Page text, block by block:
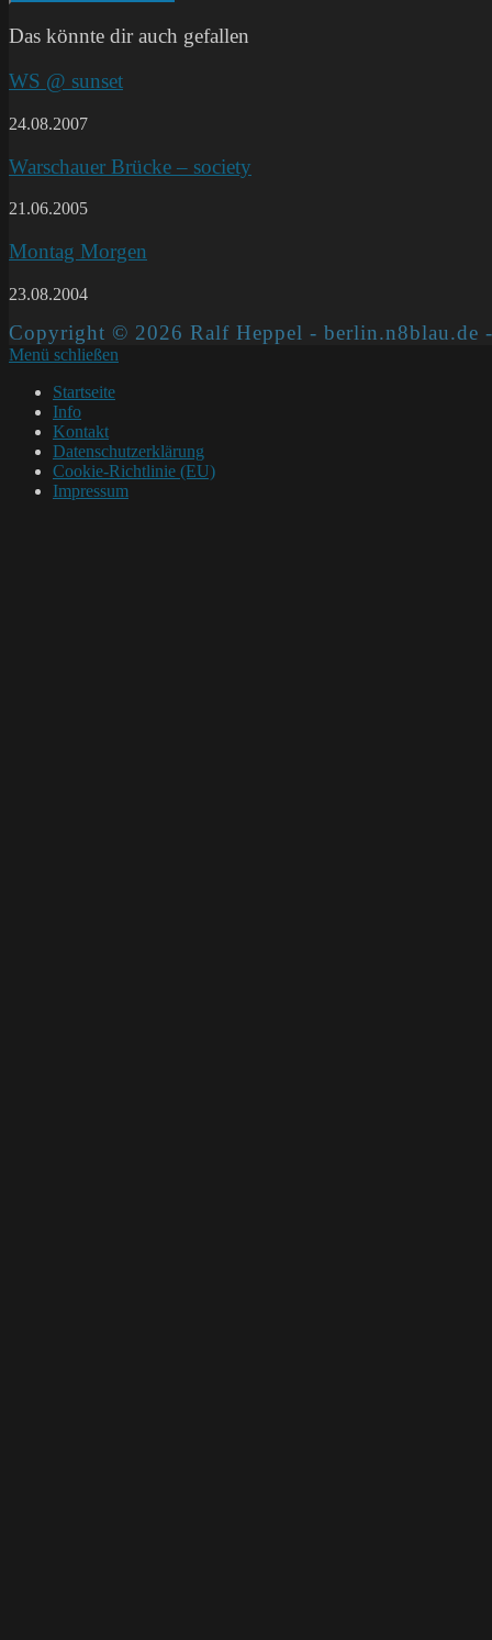
Kommentieren
ein
(optional)
Das könnte dir auch gefallen
WS @ sunset
24.08.2007
Warschauer Brücke – society
21.06.2005
Montag Morgen
23.08.2004
Copyright © 2026 Ralf Heppel - berlin.n8blau.de
Menü schließen
Startseite
Info
Kontakt
Datenschutzerklärung
Cookie-Richtlinie (EU)
Impressum